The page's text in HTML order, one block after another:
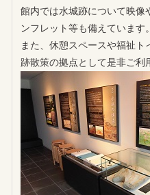
館内では水城跡について映像
ンフレット等も備えています。
また、休憩スペースや福祉
跡散策の拠点として是非ご利